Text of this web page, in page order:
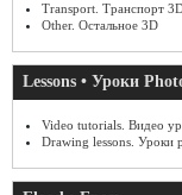
Transport. Транспорт
Other. Остальное 3D
Lessons • Уроки
Video tutorials. Видео
Drawing lessons. Уроки